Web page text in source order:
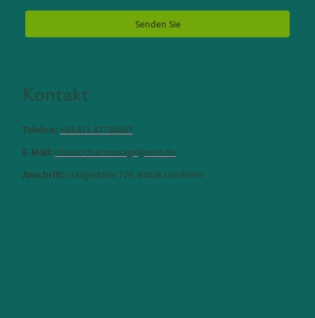
Senden Sie
Kontakt
Telefon: +49 871 47734567
E-Mail: classic-thaimassage@web.de
Anschrift: Isargestade 729, 84028 Landshut